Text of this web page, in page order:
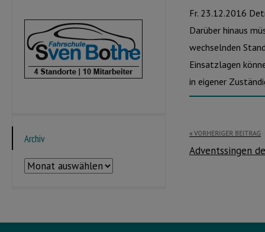
Fr. 23.12.2016
Darüber hinaus
wechselnden
Einsatzlagen
in eigener
VORHERIGER BEITRAG
Adventssingen
Archiv
Archiv